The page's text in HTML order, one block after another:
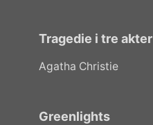
Tragedie i tre akter
Agatha Christie
Greenlights